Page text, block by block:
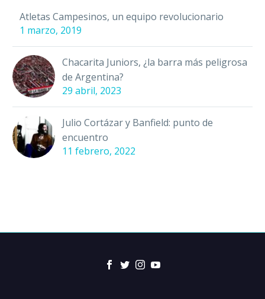
Atletas Campesinos, un equipo revolucionario
1 marzo, 2019
Chacarita Juniors, ¿la barra más peligrosa
de Argentina?
29 abril, 2023
Julio Cortázar y Banfield: punto de
encuentro
11 febrero, 2022